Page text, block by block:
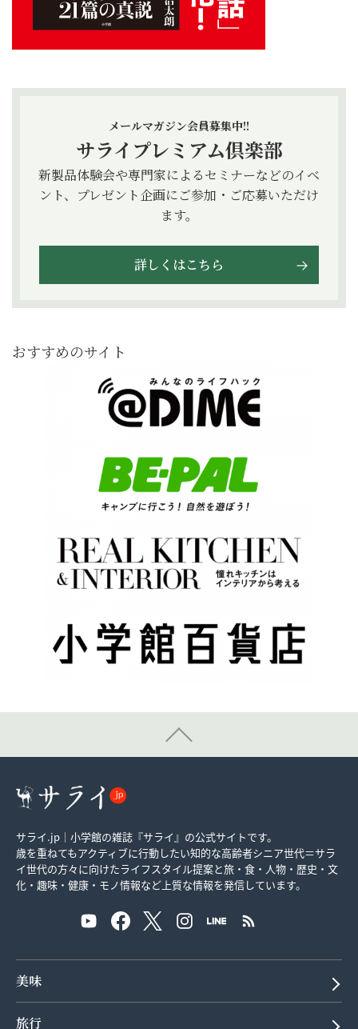
メールマガジン会員募集中!!
サライプレミアム倶楽部
新製品体験会や専門家によるセミナーなどのイベ
ント、プレゼント企画にご参加・ご応募いただけ
ます。
詳しくはこちら
おすすめのサイト
サライ.jp｜小学館の雑誌『サライ』の公式サイトです。
歳を重ねてもアクティブに行動したい知的な高齢者シニア世代＝サラ
イ世代の方々に向けたライフスタイル提案と旅・食・人物・歴史・文
化・趣味・健康・モノ情報など上質な情報を発信しています。
美味
旅行